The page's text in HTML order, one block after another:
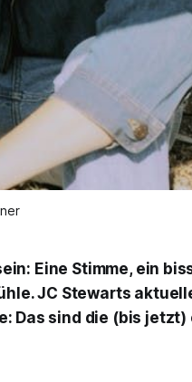
Eine Stimme, ein
JC Stewarts
Das sind die (bis